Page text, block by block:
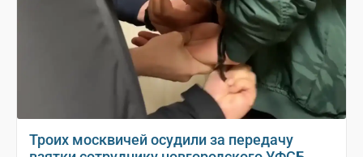
Троих москвичей осудили за передачу